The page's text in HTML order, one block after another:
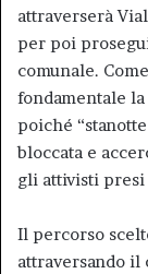
attraverserà
per poi
comunale.
fondamentale
poiché
bloccata e
gli attivisti presi
Il percorso
attraversando il